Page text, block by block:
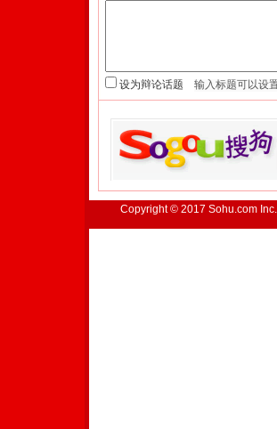
设为辩论话题
Copyright © 2017 Sohu.com